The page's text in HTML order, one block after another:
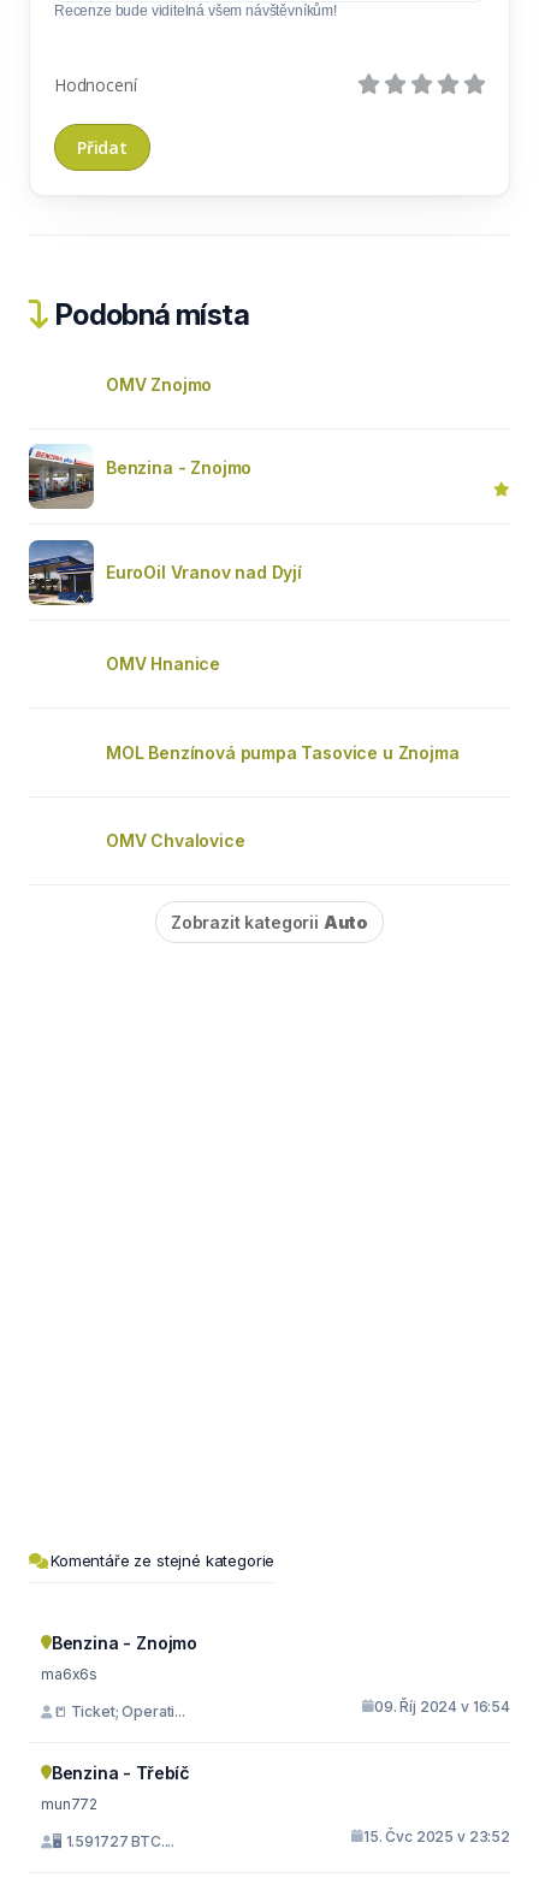
Recenze bude viditelná všem návštěvníkům!
Hodnocení
Podobná místa
OMV Znojmo
Benzina - Znojmo
EuroOil Vranov nad Dyjí
OMV Hnanice
MOL Benzínová pumpa Tasovice u Znojma
OMV Chvalovice
Zobrazit kategorii Auto
Komentáře ze stejné kategorie
Benzina - Znojmo
ma6x6s
📒 Ticket; Operati... 09. Říj 2024 v 16:54
Benzina - Třebíč
mun772
🖥 1.591727 BTC.... 15. Čvc 2025 v 23:52